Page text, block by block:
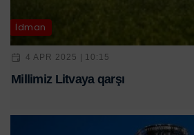
İdman
4 APR 2025 | 10:15
Millimiz Litvaya qarşı